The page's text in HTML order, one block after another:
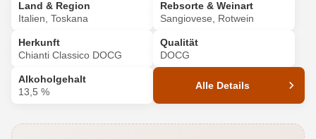
Land & Region
Italien, Toskana
Rebsorte & Weinart
Sangiovese, Rotwein
Herkunft
Chianti Classico DOCG
Qualität
DOCG
Alkoholgehalt
13,5 %
Alle Details